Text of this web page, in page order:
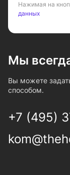
Нажимая на
данных
Мы
Вы можете
способом.
+7 (495)